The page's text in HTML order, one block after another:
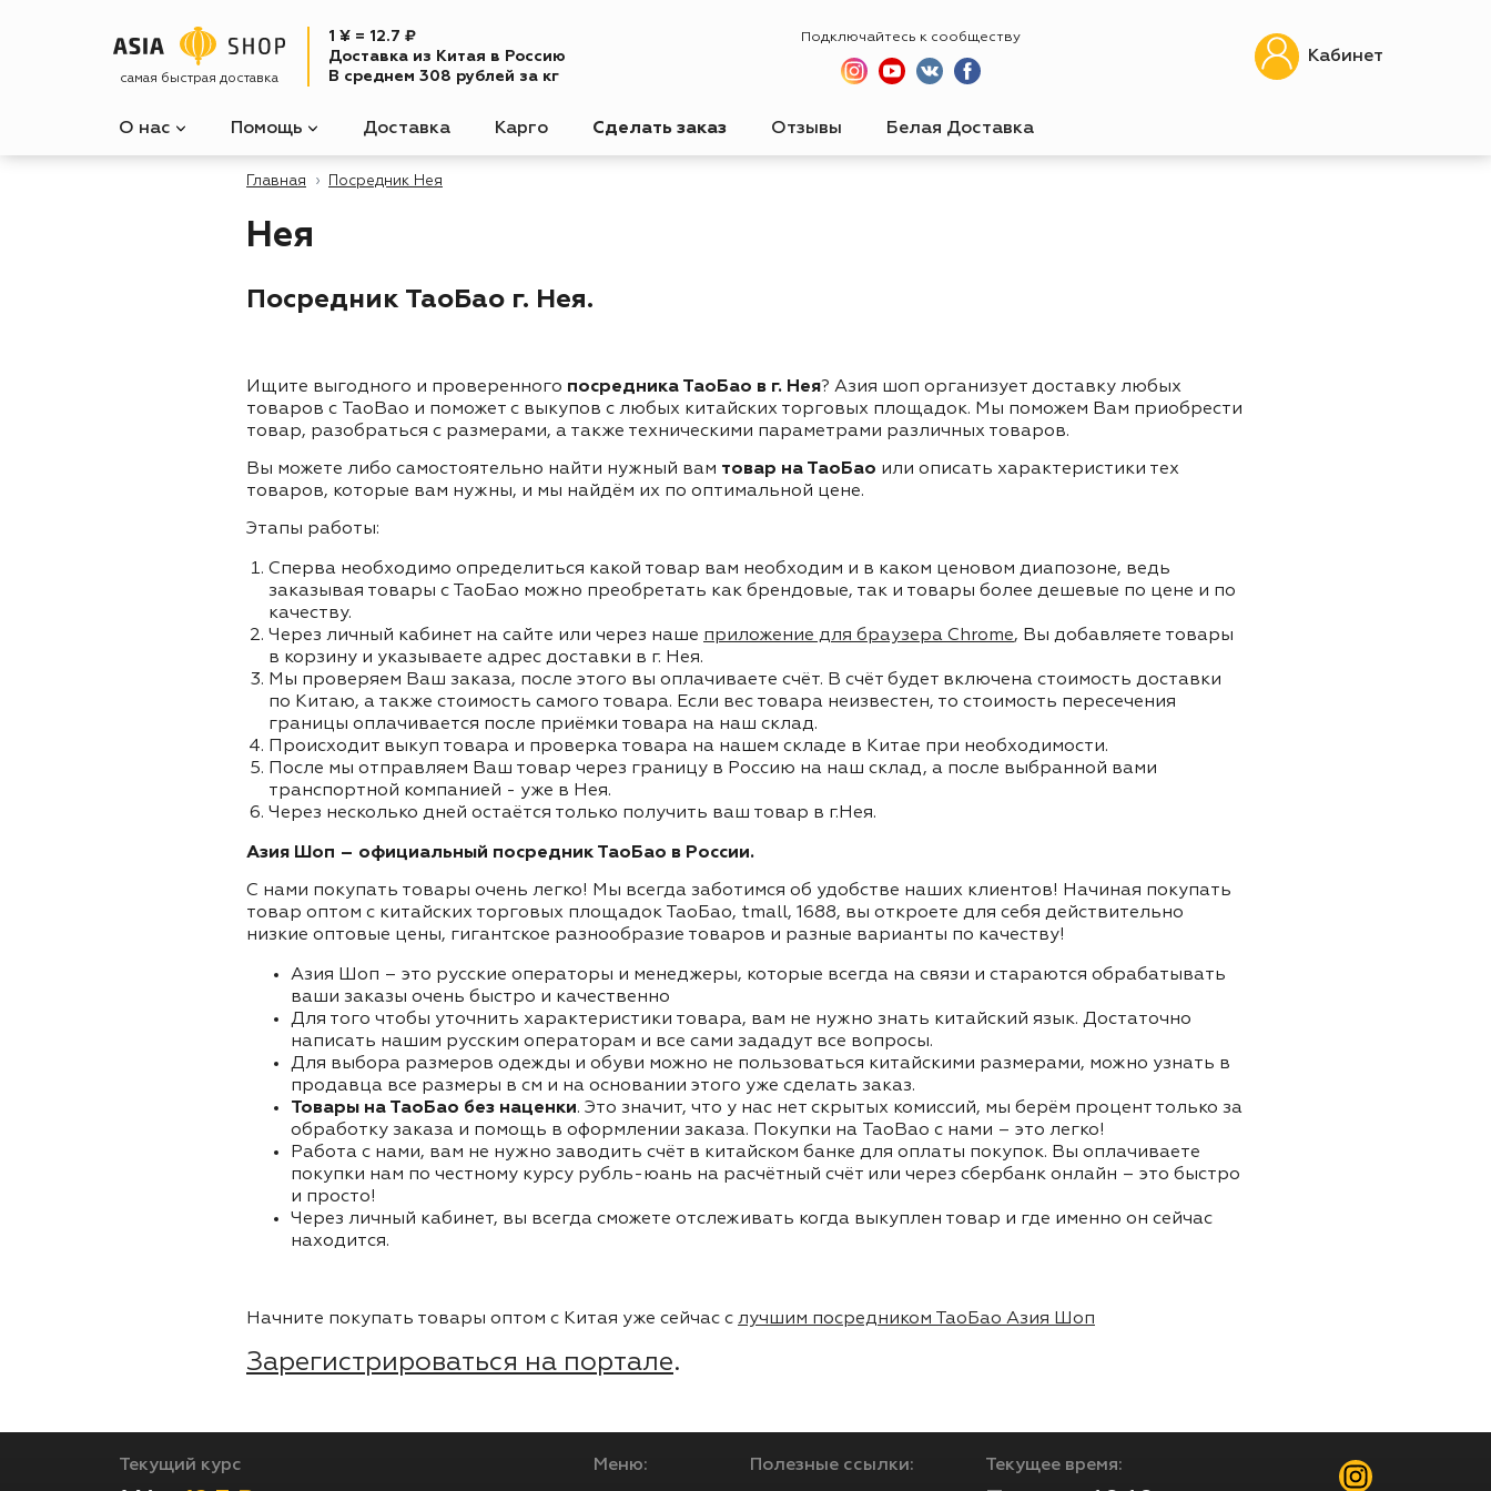
самая быстрая доставка
1 ¥ = 12.7 ₽
Доставка из Китая в Россию
В среднем 308 рублей за кг
Подключайтесь к сообществу
Кабинет
О нас Помощь Доставка Карго Сделать заказ Отзывы Белая Доставка
Главная Посредник Нея
Нея
Посредник ТаоБао г. Нея.
Ищите выгодного и проверенного посредника ТаоБао в г. Нея? Азия шоп организует доставку любых
товаров с TaoBao и поможет с выкупов с любых китайских торговых площадок. Мы поможем Вам приобрести
товар, разобраться с размерами, а также техническими параметрами различных товаров.
Вы можете либо самостоятельно найти нужный вам товар на ТаоБао или описать характеристики тех
товаров, которые вам нужны, и мы найдём их по оптимальной цене.
Этапы работы:
Сперва необходимо определиться какой товар вам необходим и в каком ценовом диапозоне, ведь
заказывая товары с ТаоБао можно преобретать как брендовые, так и товары более дешевые по цене и по
качеству.
Через личный кабинет на сайте или через наше приложение для браузера Chrome, Вы добавляете товары
в корзину и указываете адрес доставки в г. Нея.
Мы проверяем Ваш заказа, после этого вы оплачиваете счёт. В счёт будет включена стоимость доставки
по Китаю, а также стоимость самого товара. Если вес товара неизвестен, то стоимость пересечения
границы оплачивается после приёмки товара на наш склад.
Происходит выкуп товара и проверка товара на нашем складе в Китае при необходимости.
После мы отправляем Ваш товар через границу в Россию на наш склад, а после выбранной вами
транспортной компанией - уже в Нея.
Через несколько дней остаётся только получить ваш товар в г.Нея.
Азия Шоп – официальный посредник ТаоБао в России.
С нами покупать товары очень легко! Мы всегда заботимся об удобстве наших клиентов! Начиная покупать
товар оптом с китайских торговых площадок ТаоБао, tmall, 1688, вы откроете для себя действительно
низкие оптовые цены, гигантское разнообразие товаров и разные варианты по качеству!
Азия Шоп – это русские операторы и менеджеры, которые всегда на связи и стараются обрабатывать
ваши заказы очень быстро и качественно
Для того чтобы уточнить характеристики товара, вам не нужно знать китайский язык. Достаточно
написать нашим русским операторам и все сами зададут все вопросы.
Для выбора размеров одежды и обуви можно не пользоваться китайскими размерами, можно узнать в
продавца все размеры в см и на основании этого уже сделать заказ.
Товары на ТаоБао без наценки. Это значит, что у нас нет скрытых комиссий, мы берём процент только за
обработку заказа и помощь в оформлении заказа. Покупки на TaoBao с нами – это легко!
Работа с нами, вам не нужно заводить счёт в китайском банке для оплаты покупок. Вы оплачиваете
покупки нам по честному курсу рубль-юань на расчётный счёт или через сбербанк онлайн – это быстро
и просто!
Через личный кабинет, вы всегда сможете отслеживать когда выкуплен товар и где именно он сейчас
находится.
Начните покупать товары оптом с Китая уже сейчас с лучшим посредником ТаоБао Азия Шоп
Зарегистрироваться на портале.
Текущий курс Меню: Полезные ссылки: Текущее время: